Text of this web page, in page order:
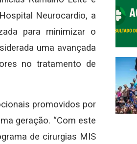
Neurocardio, a
para minimizar o
uma avançada
no tratamento de
promovidos por
geração. “Com este
de cirurgias MIS